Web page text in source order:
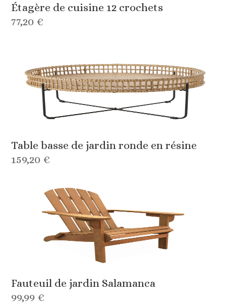
Étagère de cuisine 12 crochets
77,20 €
Table basse de jardin ronde en résine
159,20 €
Fauteuil de jardin Salamanca
99,99 €